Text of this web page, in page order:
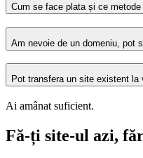
Cum se face plata și ce
Am nevoie de un domeniu, pot
Pot transfera un site existent la
Ai amânat suficient.
Fă-ți site-ul azi,